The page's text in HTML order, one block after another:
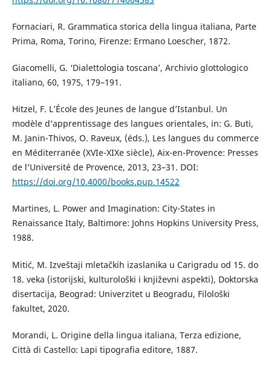
Fornaciari, R. Grammatica storica della lingua italiana, Parte
Prima, Roma, Torino, Firenze: Ermano Loescher, 1872.
Giacomelli, G. ‘Dialettologia toscana’, Archivio glottologico
italiano, 60, 1975, 179–191.
Hitzel, F. L’École des Jeunes de langue d’Istanbul. Un
modèle d’apprentissage des langues orientales, in: G. Buti,
M. Janin-Thivos, O. Raveux, (éds.), Les langues du commerce
en Méditerranée (XVIe-XIXe siècle), Aix-en-Provence: Presses
de l’Université de Provence, 2013, 23–31. DOI:
https://doi.org/10.4000/books.pup.14522
Martines, L. Power and Imagination: City-States in
Renaissance Italy, Baltimore: Johns Hopkins University Press,
1988.
Mitić, M. Izveštaji mletačkih izaslanika u Carigradu od 15. do
18. veka (istorijski, kulturološki i književni aspekti), Doktorska
disertacija, Beograd: Univerzitet u Beogradu, Filološki
fakultet, 2020.
Morandi, L. Origine della lingua italiana, Terza edizione,
Città di Castello: Lapi tipografia editore, 1887.